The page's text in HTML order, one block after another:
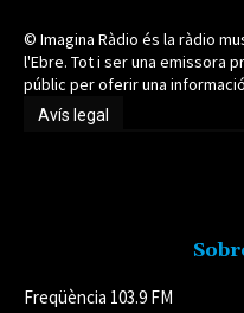
© Imagina Ràdio és la ràdio
l'Ebre. Tot i ser una emissora
públic per oferir una
Avís legal
Freqüència 103.9 FM